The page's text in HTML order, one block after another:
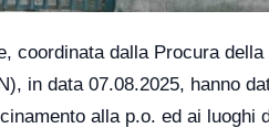
coordinata dalla Procura
in data 07.08.2025, hanno
alla p.o. ed ai luoghi